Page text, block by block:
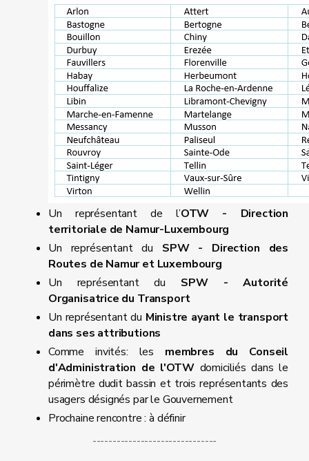
Un représentant de l’OTW - Direction
territoriale de Namur-Luxembourg
Un représentant du SPW - Direction des
Routes de Namur et Luxembourg
Un représentant du SPW - Autorité
Organisatrice du Transport
Un représentant du Ministre ayant le transport
dans ses attributions
Comme invités: les membres du Conseil
d'Administration de l'OTW domiciliés dans le
périmètre dudit bassin et trois représentants des
usagers désignés par le Gouvernement
Prochaine rencontre : à définir
-------------------------------